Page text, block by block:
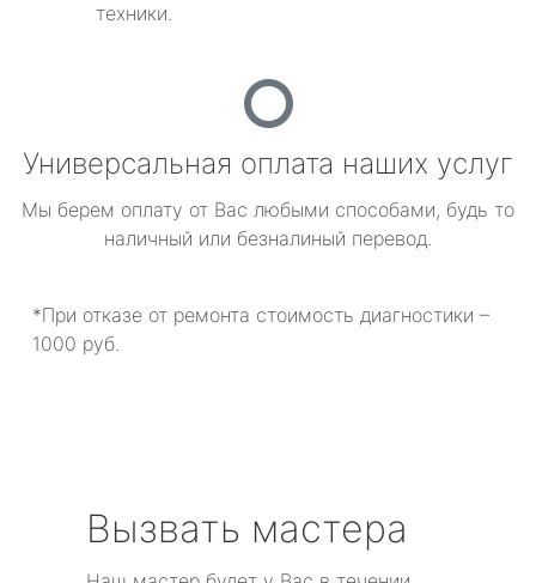
техники.
Универсальная оплата наших услуг
Мы берем оплату от Вас любыми способами, будь то
наличный или безналиный перевод.
*При отказе от ремонта стоимость диагностики –
1000 руб.
Вызвать мастера